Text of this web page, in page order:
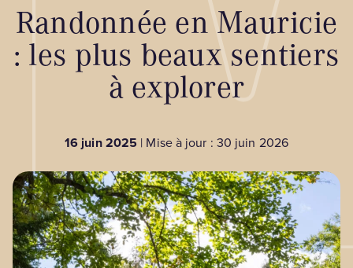
Nos territoires
Zone médias
Événements
L'été en Mauricie
Randonnée en Mauricie
: les plus beaux sentiers
à explorer
16 juin 2025 | Mise à jour : 30 juin 2026